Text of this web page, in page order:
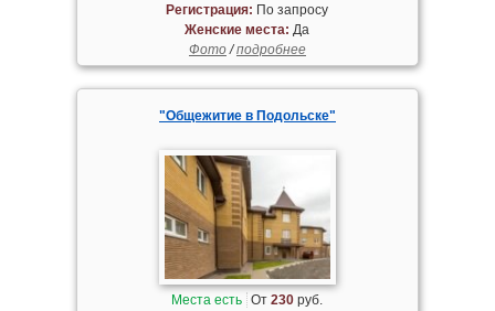
Регистрация: По запросу
Женские места: Да
Фото/подробнее
"Общежитие в Подольске"
Места есть От230 руб.